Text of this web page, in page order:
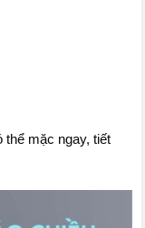
thể mặc ngay, tiết